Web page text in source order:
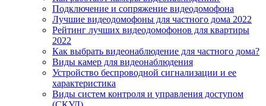
Подключение и сопряжение видеодомофона
Лучшие видеодомофоны для частного дома 2022
Рейтинг лучших видеодомофонов для квартиры
2022
Как выбрать видеонаблюдение для частного дома?
Виды камер для видеонаблюдения
Устройство беспроводной сигнализации и ее
характеристика
Виды систем контроля и управления доступом